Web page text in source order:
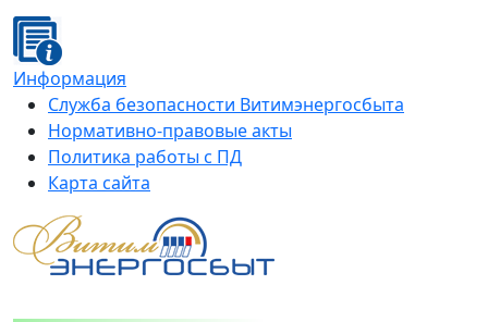
Информация
Служба безопасности Витимэнергосбыта
Нормативно-правовые акты
Политика работы с ПД
Карта сайта